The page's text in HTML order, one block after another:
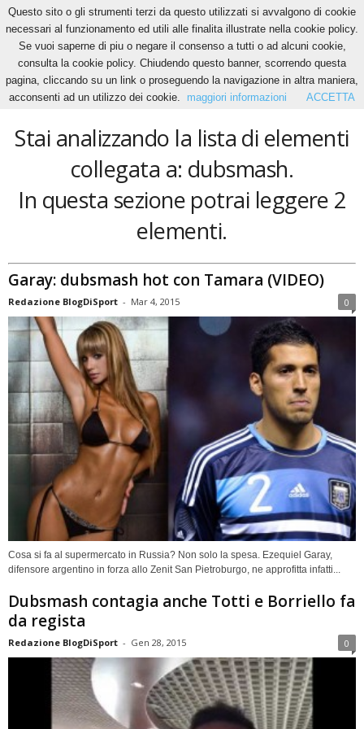
Home Tags Dubsmash
dubsmash
Stai analizzando la lista di elementi
collegata a: dubsmash.
In questa sezione potrai leggere 2
elementi.
Garay: dubsmash hot con Tamara (VIDEO)
Redazione BlogDiSport - Mar 4, 2015 0
Cosa si fa al supermercato in Russia? Non solo la spesa. Ezequiel Garay,
difensore argentino in forza allo Zenit San Pietroburgo, ne approfitta infatti...
Dubsmash contagia anche Totti e Borriello fa
da regista
Redazione BlogDiSport - Gen 28, 2015 0
Questo sito o gli strumenti terzi da questo utilizzati si avvalgono di cookie
necessari al funzionamento ed utili alle finalita illustrate nella cookie policy.
Se vuoi saperne di piu o negare il consenso a tutti o ad alcuni cookie,
consulta la cookie policy. Chiudendo questo banner, scorrendo questa
pagina, cliccando su un link o proseguendo la navigazione in altra maniera,
acconsenti ad un utilizzo dei cookie.
maggiori informazioni ACCETTA